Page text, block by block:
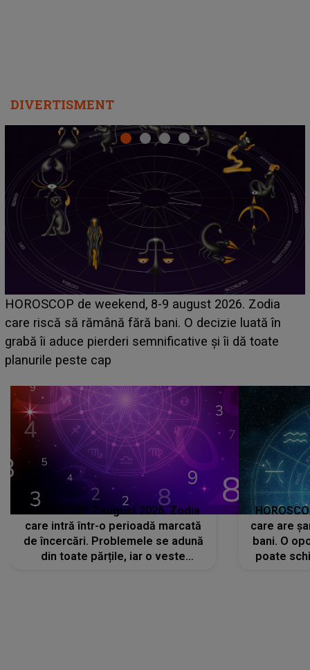
Emanuel a ținut ACEST DETALIU ASCUNS până
acum! În fața Alexandrei, concurentul din Casa Iubirii
face o MĂRTURISIRE NEAȘTEPTATĂ despre mama
sa: "I-am spus și ei în față, eu nu te iubesc pentru
că..."
HOROSCOP 7 august 2026. Zodia
care intră într-o perioadă marcată
de încercări. Problemele se adună
din toate părțile, iar o veste
neașteptată îi dă planurile peste
cap
care are
bani. O
poate
la